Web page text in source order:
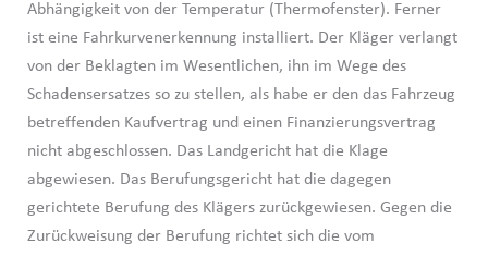
Abhängigkeit von der Temperatur (Thermofenster). Ferner
ist eine Fahrkurvenerkennung installiert. Der Kläger verlangt
von der Beklagten im Wesentlichen, ihn im Wege des
Schadensersatzes so zu stellen, als habe er den das Fahrzeug
betreffenden Kaufvertrag und einen Finanzierungsvertrag
nicht abgeschlossen. Das Landgericht hat die Klage
abgewiesen. Das Berufungsgericht hat die dagegen
gerichtete Berufung des Klägers zurückgewiesen. Gegen die
Zurückweisung der Berufung richtet sich die vom